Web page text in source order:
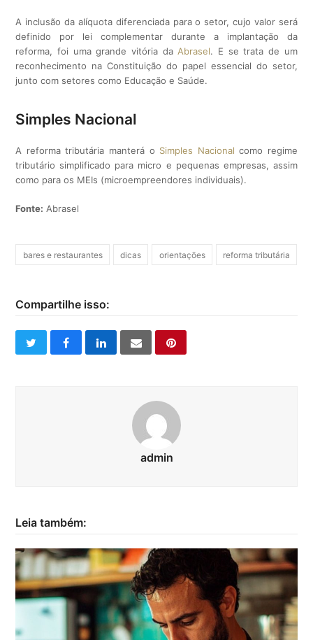
A inclusão da alíquota diferenciada para o setor, cujo valor será
definido por lei complementar durante a implantação da
reforma, foi uma grande vitória da Abrasel. E se trata de um
reconhecimento na Constituição do papel essencial do setor,
junto com setores como Educação e Saúde.
Simples Nacional
A reforma tributária manterá o Simples Nacional como regime
tributário simplificado para micro e pequenas empresas, assim
como para os MEIs (microempreendores individuais).
Fonte: Abrasel
bares e restaurantes dicas orientações reforma tributária
Compartilhe isso:
twitterfacebooklinkedinemail pinterest
admin
Leia também: